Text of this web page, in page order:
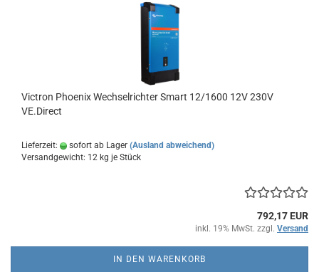
Victron Phoenix Wechselrichter Smart 12/1600 12V 230V
VE.Direct
Lieferzeit: sofort ab Lager (Ausland abweichend)
Versandgewicht: 12 kg je Stück
792,17 EUR
inkl. 19% MwSt. zzgl. Versand
IN DEN WARENKORB